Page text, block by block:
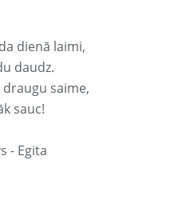
dienā laimi,
daudz.
draugu saime,
sauc!
- Egita